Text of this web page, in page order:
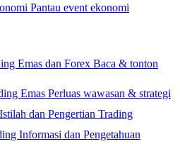
Pantau event ekonomi
Emas dan Forex Baca & tonton
Emas Perluas wawasan & strategi
Istilah dan Pengertian Trading
Informasi dan Pengetahuan